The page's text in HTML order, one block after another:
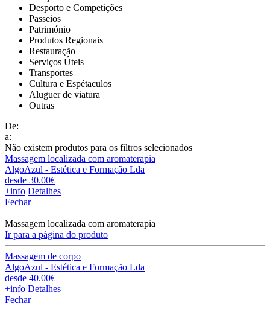
Desporto e Competições
Passeios
Património
Produtos Regionais
Restauração
Serviços Úteis
Transportes
Cultura e Espétaculos
Aluguer de viatura
Outras
De:
a:
Não existem produtos para os filtros selecionados
Massagem localizada com aromaterapia
AlgoAzul - Estética e Formação Lda
desde 30.00€
+info Detalhes
Fechar
Massagem localizada com aromaterapia
Ir para a página do produto
Massagem de corpo
AlgoAzul - Estética e Formação Lda
desde 40.00€
+info Detalhes
Fechar